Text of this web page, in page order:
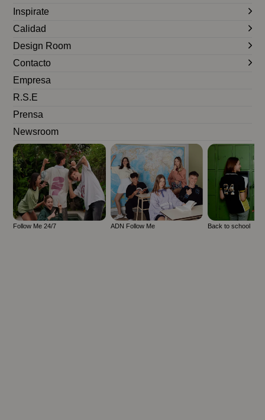
Inspirate
Calidad
Design Room
Contacto
Empresa
R.S.E
Prensa
Newsroom
Follow Me 24/7 ADN Follow Me Back to school